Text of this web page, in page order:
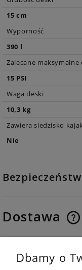
15 cm
Wyporność
390 l
Zalecane maksymalne
15 PSI
Waga deski
10,3 kg
Zawiera siedzisko
Nie
Dostawa
Opinie o
Dbamy o